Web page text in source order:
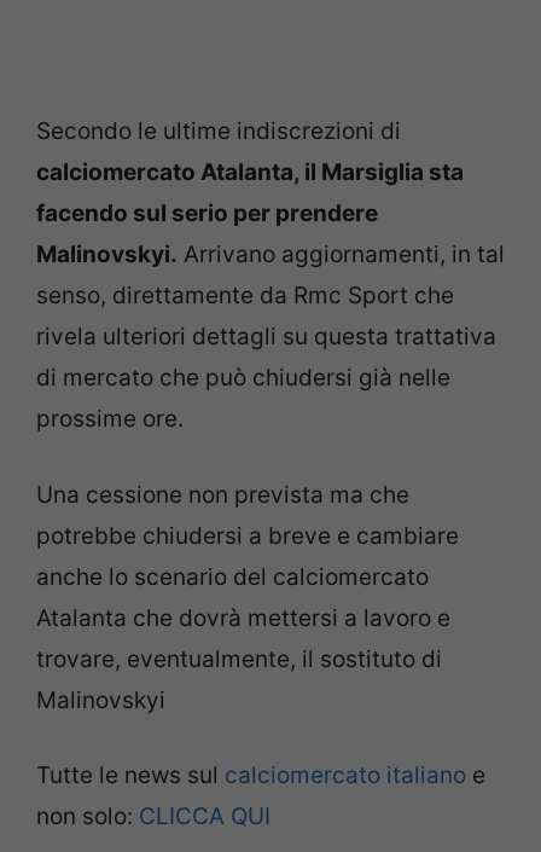
Secondo le ultime indiscrezioni di
calciomercato Atalanta, il Marsiglia sta
facendo sul serio per prendere
Malinovskyi. Arrivano aggiornamenti, in tal
senso, direttamente da Rmc Sport che
rivela ulteriori dettagli su questa trattativa
di mercato che può chiudersi già nelle
prossime ore.
Una cessione non prevista ma che
potrebbe chiudersi a breve e cambiare
anche lo scenario del calciomercato
Atalanta che dovrà mettersi a lavoro e
trovare, eventualmente, il sostituto di
Malinovskyi
Tutte le news sul calciomercato italiano e
non solo: CLICCA QUI